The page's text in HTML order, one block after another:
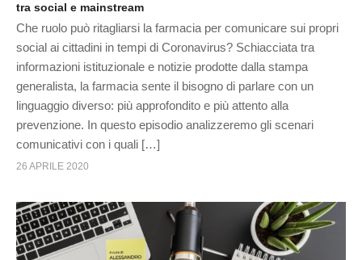
tra social e mainstream
Che ruolo può ritagliarsi la farmacia per comunicare sui propri
social ai cittadini in tempi di Coronavirus? Schiacciata tra
informazioni istituzionale e notizie prodotte dalla stampa
generalista, la farmacia sente il bisogno di parlare con un
linguaggio diverso: più approfondito e più attento alla
prevenzione. In questo episodio analizzeremo gli scenari
comunicativi con i quali […]
26 APRILE 2020